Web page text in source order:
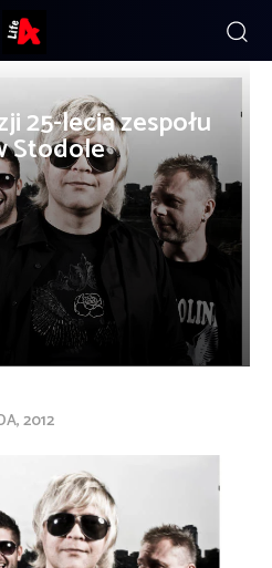
25-lecia zespołu
Stodole
2012